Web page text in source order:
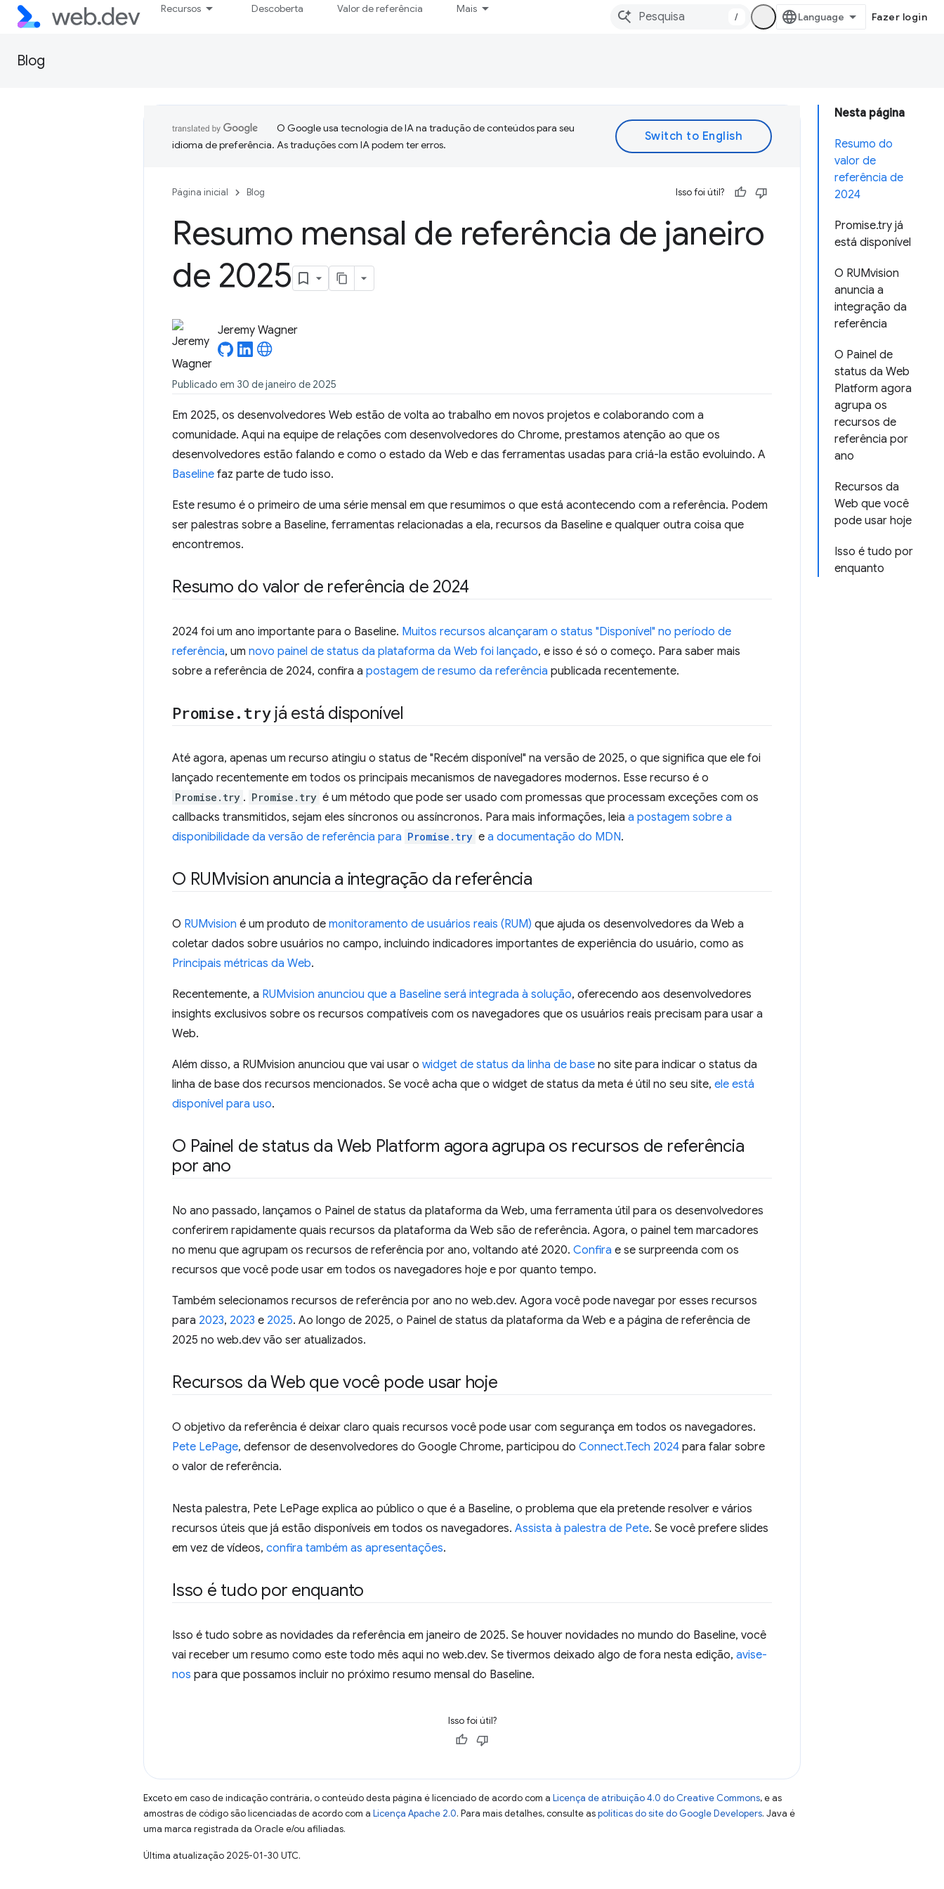
Recursos Descoberta Valor de referência Mais
/ Fazer login
Blog
Nesta página
Resumo do
valor de
referência de
2024
Promise.try já
está disponível
O RUMvision
anuncia a
integração da
referência
O Painel de
status da Web
Platform agora
agrupa os
recursos de
referência por
ano
Recursos da
Web que você
pode usar hoje
Isso é tudo por
enquanto
O Google usa tecnologia de IA na tradução de conteúdos para seu
idioma de preferência. As traduções com IA podem ter erros.
Página inicial Blog Isso foi útil?
Resumo mensal de referência de janeiro
de 2025
Jeremy Wagner
Publicado em 30 de janeiro de 2025
Em 2025, os desenvolvedores Web estão de volta ao trabalho em novos projetos e colaborando com a
comunidade. Aqui na equipe de relações com desenvolvedores do Chrome, prestamos atenção ao que os
desenvolvedores estão falando e como o estado da Web e das ferramentas usadas para criá-la estão evoluindo. A
Baseline faz parte de tudo isso.
Este resumo é o primeiro de uma série mensal em que resumimos o que está acontecendo com a referência. Podem
ser palestras sobre a Baseline, ferramentas relacionadas a ela, recursos da Baseline e qualquer outra coisa que
encontremos.
Resumo do valor de referência de 2024
2024 foi um ano importante para o Baseline. Muitos recursos alcançaram o status "Disponível" no período de
referência, um novo painel de status da plataforma da Web foi lançado, e isso é só o começo. Para saber mais
sobre a referência de 2024, confira a postagem de resumo da referência publicada recentemente.
Promise. tryjá está disponível
Até agora, apenas um recurso atingiu o status de "Recém disponível" na versão de 2025, o que significa que ele foi
lançado recentemente em todos os principais mecanismos de navegadores modernos. Esse recurso é o
Promise.try . Promise.try é um método que pode ser usado com promessas que processam exceções com os
callbacks transmitidos, sejam eles síncronos ou assíncronos. Para mais informações, leia a postagem sobre a
disponibilidade da versão de referência para Promise.try e a documentação do MDN.
O RUMvision anuncia a integração da referência
O RUMvision é um produto de monitoramento de usuários reais (RUM) que ajuda os desenvolvedores da Web a
coletar dados sobre usuários no campo, incluindo indicadores importantes de experiência do usuário, como as
Principais métricas da Web.
Recentemente, a RUMvision anunciou que a Baseline será integrada à solução, oferecendo aos desenvolvedores
insights exclusivos sobre os recursos compatíveis com os navegadores que os usuários reais precisam para usar a
Web.
Além disso, a RUMvision anunciou que vai usar o widget de status da linha de base no site para indicar o status da
linha de base dos recursos mencionados. Se você acha que o widget de status da meta é útil no seu site, ele está
disponível para uso.
O Painel de status da Web Platform agora agrupa os recursos de referência
por ano
No ano passado, lançamos o Painel de status da plataforma da Web, uma ferramenta útil para os desenvolvedores
conferirem rapidamente quais recursos da plataforma da Web são de referência. Agora, o painel tem marcadores
no menu que agrupam os recursos de referência por ano, voltando até 2020. Confira e se surpreenda com os
recursos que você pode usar em todos os navegadores hoje e por quanto tempo.
Também selecionamos recursos de referência por ano no web.dev. Agora você pode navegar por esses recursos
para 2023, 2023 e 2025. Ao longo de 2025, o Painel de status da plataforma da Web e a página de referência de
2025 no web.dev vão ser atualizados.
Recursos da Web que você pode usar hoje
O objetivo da referência é deixar claro quais recursos você pode usar com segurança em todos os navegadores.
Pete LePage, defensor de desenvolvedores do Google Chrome, participou do Connect.Tech 2024 para falar sobre
o valor de referência.
Nesta palestra, Pete LePage explica ao público o que é a Baseline, o problema que ela pretende resolver e vários
recursos úteis que já estão disponíveis em todos os navegadores. Assista à palestra de Pete. Se você prefere slides
em vez de vídeos, confira também as apresentações.
Isso é tudo por enquanto
Isso é tudo sobre as novidades da referência em janeiro de 2025. Se houver novidades no mundo do Baseline, você
vai receber um resumo como este todo mês aqui no web.dev. Se tivermos deixado algo de fora nesta edição, avise-
nos para que possamos incluir no próximo resumo mensal do Baseline.
Isso foi útil?
Exceto em caso de indicação contrária, o conteúdo desta página é licenciado de acordo com a Licença de atribuição 4.0 do Creative Commons, e as
amostras de código são licenciadas de acordo com a Licença Apache 2.0. Para mais detalhes, consulte aspolíticas do site do Google Developers. Java é
uma marca registrada da Oracle e/ou afiliadas.
Última atualização 2025-01-30 UTC.